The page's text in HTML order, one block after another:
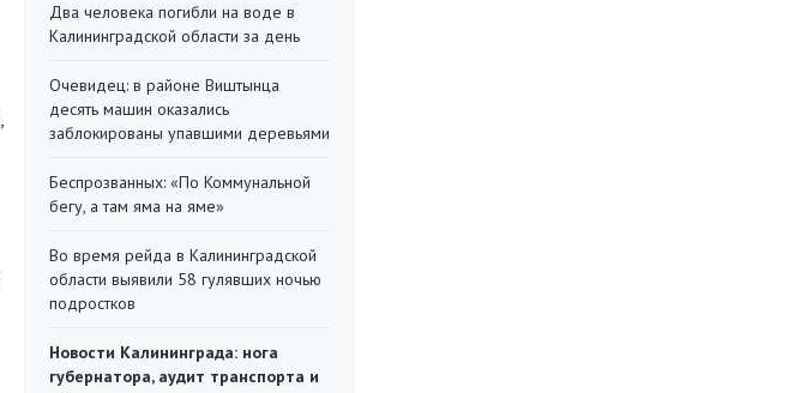
Два человека погибли на воде в
Калининградской области за день
Очевидец: в районе Виштынца
десять машин оказались
заблокированы упавшими деревьями
Беспрозванных: «По Коммунальной
бегу, а там яма на яме»
Во время рейда в Калининградской
области выявили 58 гулявших ночью
подростков
Новости Калининграда: нога
губернатора, аудит транспорта и